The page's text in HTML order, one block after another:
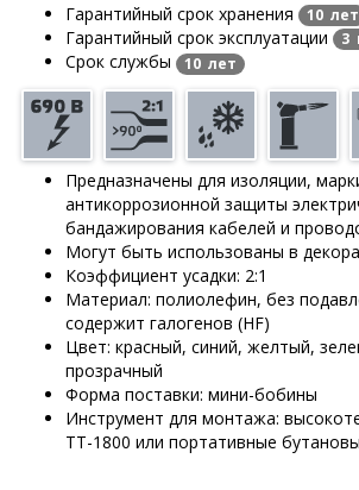
Гарантийный срок хранения 10 лет
Гарантийный срок эксплуатации 3
Срок службы 10 лет
Предназначены для изоляции,
антикоррозионной защиты
бандажирования кабелей и
Могут быть использованы в
Коэффициент усадки: 2:1
Материал: полиолефин, без
содержит галогенов (HF)
Цвет: красный, синий, желтый,
прозрачный
Форма поставки: мини-бобины
Инструмент для монтажа:
ТТ-1800 или портативные